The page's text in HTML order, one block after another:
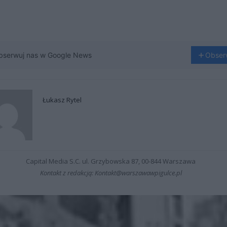
nas w Google News
Łukasz Rytel
Capital Media S.C. ul. Grzybowska 87, 00-844 Warszawa
Kontakt z redakcją: Kontakt@warszawawpigulce.pl